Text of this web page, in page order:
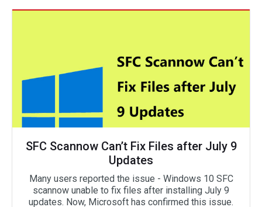
SFC Scannow Can’t Fix Files after July 9
Updates
Many users reported the issue - Windows 10 SFC
scannow unable to fix files after installing July 9
updates. Now, Microsoft has confirmed this issue.